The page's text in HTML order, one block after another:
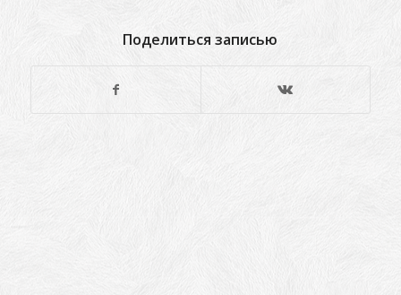
Поделиться записью